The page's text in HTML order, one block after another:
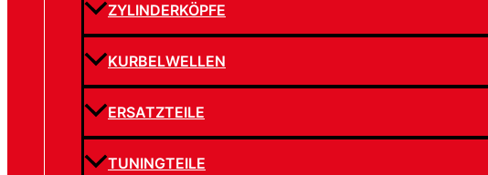
ZYLINDERKÖPFE
KURBELWELLEN
ERSATZTEILE
TUNINGTEILE